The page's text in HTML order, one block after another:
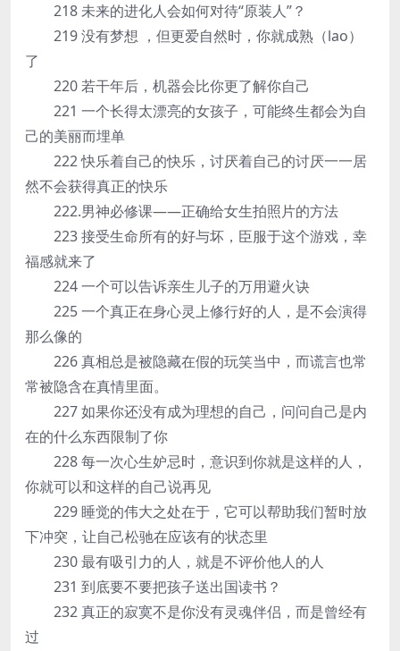
218 未来的进化人会如何对待“原装人”？
219 没有梦想 ，但更爱自然时，你就成熟（lao）
了
220 若干年后，机器会比你更了解你自己
221 一个长得太漂亮的女孩子，可能终生都会为自
己的美丽而埋单
222 快乐着自己的快乐，讨厌着自己的讨厌一一居
然不会获得真正的快乐
222.男神必修课——正确给女生拍照片的方法
223 接受生命所有的好与坏，臣服于这个游戏，幸
福感就来了
224 一个可以告诉亲生儿子的万用避火诀
225 一个真正在身心灵上修行好的人，是不会演得
那么像的
226 真相总是被隐藏在假的玩笑当中，而谎言也常
常被隐含在真情里面。
227 如果你还没有成为理想的自己，问问自己是内
在的什么东西限制了你
228 每一次心生妒忌时，意识到你就是这样的人，
你就可以和这样的自己说再见
229 睡觉的伟大之处在于，它可以帮助我们暂时放
下冲突，让自己松驰在应该有的状态里
230 最有吸引力的人，就是不评价他人的人
231 到底要不要把孩子送出国读书？
232 真正的寂寞不是你没有灵魂伴侣，而是曾经有
过